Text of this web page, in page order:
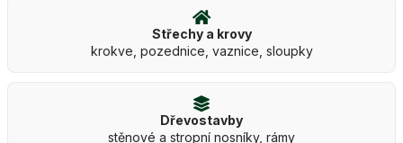
Střechy a krovy
krokve, pozednice, vaznice, sloupky
Dřevostavby
stěnové a stropní nosníky, rámy